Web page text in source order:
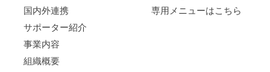
国内外連携
サポーター紹介
事業内容
組織概要
専用メニューはこちら